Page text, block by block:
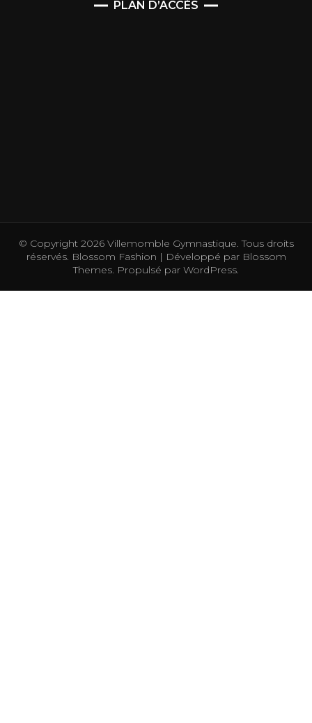
PLAN D’ACCÈS
© Copyright 2026 Villemomble Gymnastique . Tous droits
réservés. Blossom Fashion | Développé parBlossom
Themes . Propulsé par WordPress